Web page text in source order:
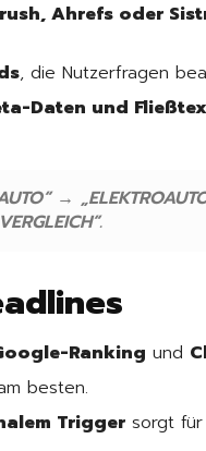
Ahrefs oder
, die Nutzerfragen
Daten und
→
Ranking und
besten.
Trigger sorgt für